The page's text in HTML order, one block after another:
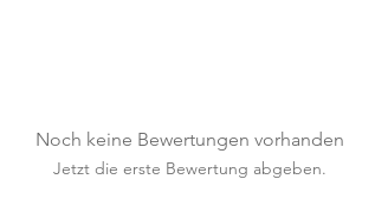
Noch keine Bewertungen vorhanden
Jetzt die erste Bewertung abgeben.